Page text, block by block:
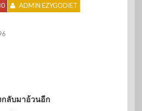
ADMIN EZYGODIET
ลับมาอ้วนอีก